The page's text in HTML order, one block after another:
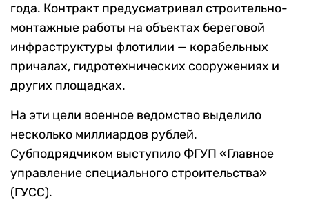
года. Контракт предусматривал строительно-
монтажные работы на объектах береговой
инфраструктуры флотилии — корабельных
причалах, гидротехнических сооружениях и
других площадках.
На эти цели военное ведомство выделило
несколько миллиардов рублей.
Субподрядчиком выступило ФГУП «Главное
управление специального строительства»
(ГУСС).